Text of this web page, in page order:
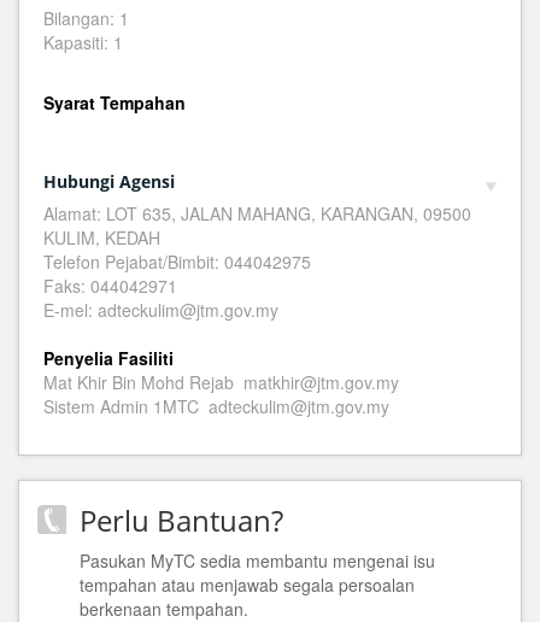
Bilangan: 1
Kapasiti: 1
Syarat Tempahan
Hubungi Agensi
Alamat: LOT 635, JALAN MAHANG, KARANGAN, 09500
KULIM, KEDAH
Telefon Pejabat/Bimbit: 044042975
Faks: 044042971
E-mel: adteckulim@jtm.gov.my
Penyelia Fasiliti
Mat Khir Bin Mohd Rejab matkhir@jtm.gov.my
Sistem Admin 1MTC adteckulim@jtm.gov.my
Perlu Bantuan?
Pasukan MyTC sedia membantu mengenai isu
tempahan atau menjawab segala persoalan
berkenaan tempahan.